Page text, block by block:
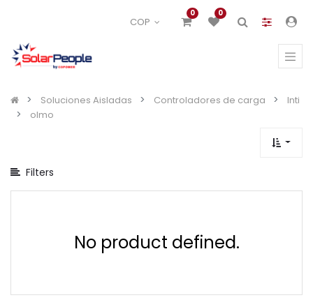
COP
0 0
Soluciones Aisladas Controladores de carga
Inti
olmo
Filters
No product defined.